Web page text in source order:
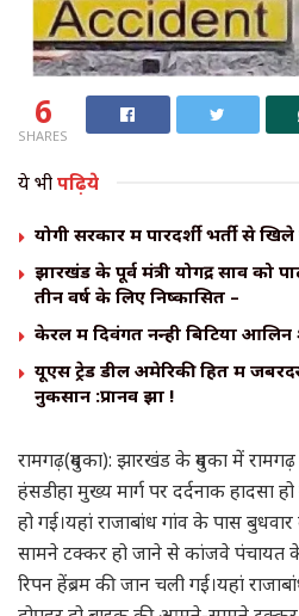
6
SHARES
ये भीपढ़िये
योगी सरकार में पारदर्शी भर्ती से
झारखंड के पूर्व मंत्री योगेंद्र साव को
तीन वर्ष के लिए निष्कासित –
केरल में दिवंगत नन्ही बिटिया आलिन
यूएस ट्रेड डील अमेरिकी हित में
नुकसान :प्रानव झा !
रामगढ़(दुमका): झारखंड के दुमका में रामगढ़
हंसडीहा मुख्य मार्ग पर दर्दनाक
हो गई।यहां राजाबांध गांव के पास
सामने टक्कर हो जाने से कांजवे पंचायत के
रिपन हेंब्रम की जान चली गई।यहां